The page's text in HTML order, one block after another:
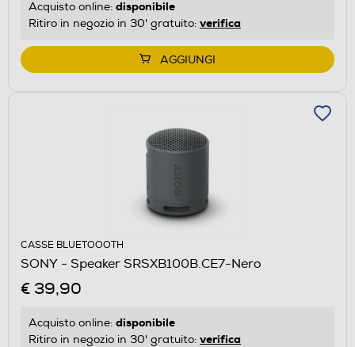
Acquisto online: disponibile
Ritiro in negozio in 30' gratuito: verifica
AGGIUNGI
CASSE BLUETOOOTH
SONY - Speaker SRSXB100B.CE7-Nero
€ 39,90
Acquisto online: disponibile
Ritiro in negozio in 30' gratuito: verifica